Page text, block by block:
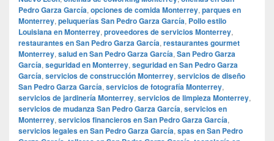
Pedro Garza García, opciones de comida Monterrey, parques en
Monterrey, peluquerías San Pedro Garza García, Pollo estilo
Louisiana en Monterrey, proveedores de servicios Monterrey,
restaurantes en San Pedro Garza García, restaurantes gourmet
Monterrey, salud en San Pedro Garza García, San Pedro Garza
García, seguridad en Monterrey, seguridad en San Pedro Garza
García, servicios de construcción Monterrey, servicios de diseño
San Pedro Garza García, servicios de fotografía Monterrey,
servicios de jardinería Monterrey, servicios de limpieza Monterrey,
servicios de mudanza San Pedro Garza García, servicios en
Monterrey, servicios financieros en San Pedro Garza García,
servicios legales en San Pedro Garza García, spas en San Pedro